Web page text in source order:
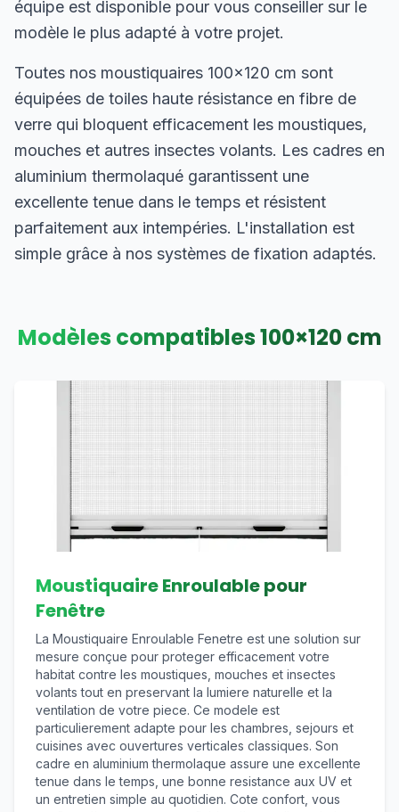
équipe est disponible pour vous conseiller sur le
modèle le plus adapté à votre projet.
Toutes nos moustiquaires 100×120 cm sont
équipées de toiles haute résistance en fibre de
verre qui bloquent efficacement les moustiques,
mouches et autres insectes volants. Les cadres en
aluminium thermolaqué garantissent une
excellente tenue dans le temps et résistent
parfaitement aux intempéries. L'installation est
simple grâce à nos systèmes de fixation adaptés.
Modèles compatibles100×120cm
Moustiquaire Enroulable pour
Fenêtre
La Moustiquaire Enroulable Fenetre est une solution sur
mesure conçue pour proteger efficacement votre
habitat contre les moustiques, mouches et insectes
volants tout en preservant la lumiere naturelle et la
ventilation de votre piece. Ce modele est
particulierement adapte pour les chambres, sejours et
cuisines avec ouvertures verticales classiques. Son
cadre en aluminium thermolaque assure une excellente
tenue dans le temps, une bonne resistance aux UV et
un entretien simple au quotidien. Cote confort, vous